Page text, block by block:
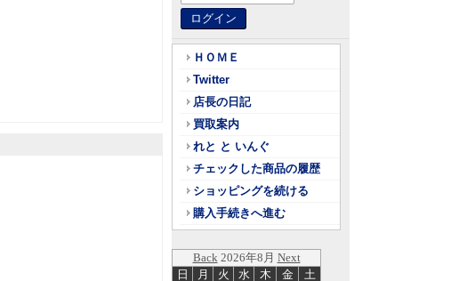
ＨＯＭＥ
Twitter
店長の日記
買取案内
れと と いんぐ
チェックした商品の履歴
ショッピングを続ける
購入手続きへ進む